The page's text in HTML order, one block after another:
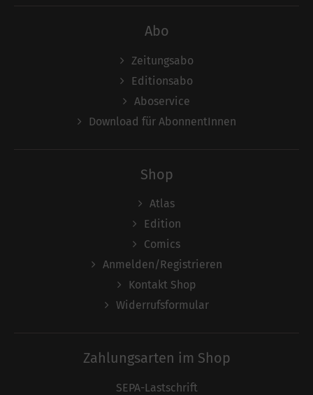
Abo
Zeitungsabo
Editionsabo
Aboservice
Download für AbonnentInnen
Shop
Atlas
Edition
Comics
Anmelden/Registrieren
Kontakt Shop
Widerrufsformular
Zahlungsarten im Shop
SEPA-Lastschrift